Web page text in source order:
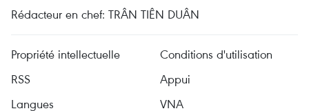
Rédacteur en chef: TRÂN TIÊN DUÂN
Propriété intellectuelle
Conditions d'utilisation
RSS
Appui
Langues
VNA